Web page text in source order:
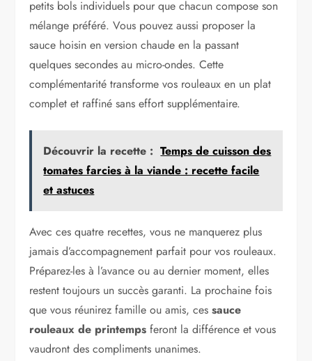
petits bols individuels pour que chacun compose son
mélange préféré. Vous pouvez aussi proposer la
sauce hoisin en version chaude en la passant
quelques secondes au micro-ondes. Cette
complémentarité transforme vos rouleaux en un plat
complet et raffiné sans effort supplémentaire.
Découvrir la recette : Temps de cuisson des
tomates farcies à la viande : recette facile
et astuces
Avec ces quatre recettes, vous ne manquerez plus
jamais d’accompagnement parfait pour vos rouleaux.
Préparez-les à l’avance ou au dernier moment, elles
restent toujours un succès garanti. La prochaine fois
que vous réunirez famille ou amis, cessauce
rouleaux de printemps feront la différence et vous
vaudront des compliments unanimes.